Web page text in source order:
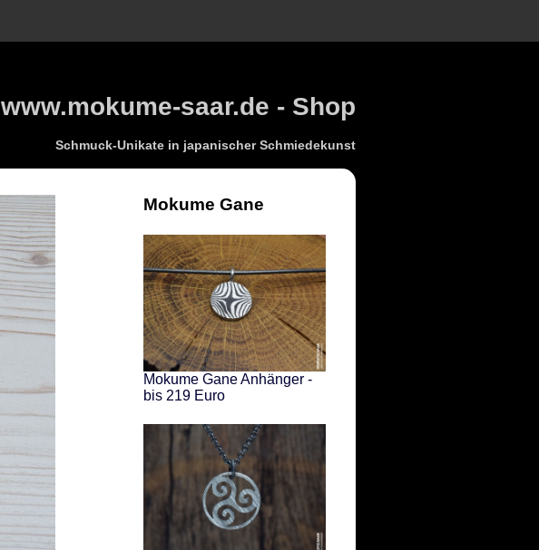
www.mokume-saar.de - Shop
Schmuck-Unikate in japanischer Schmiedekunst
Mokume Gane
Mokume Gane Anhänger -
bis 219 Euro